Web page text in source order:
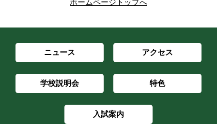
ホームページトップへ
ニュース アクセス
学校説明会 特色
入試案内